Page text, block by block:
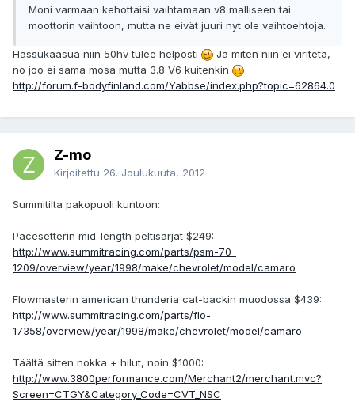
Moni varmaan kehottaisi vaihtamaan v8 malliseen tai
moottorin vaihtoon, mutta ne eivät juuri nyt ole vaihtoehtoja.
Hassukaasua niin 50hv tulee helposti
Ja miten niin ei viriteta,
no joo ei sama mosa mutta 3.8 V6 kuitenkin
http://forum.f-bodyfinland.com/Yabbse/index.php?topic=62864.0
Z-mo
Kirjoitettu 26. Joulukuuta, 2012
Summitilta pakopuoli kuntoon:
Pacesetterin mid-length peltisarjat $249:
http://www.summitracing.com/parts/psm-70-
1209/overview/year/1998/make/chevrolet/model/camaro
Flowmasterin american thunderia cat-backin muodossa $439:
http://www.summitracing.com/parts/flo-
17358/overview/year/1998/make/chevrolet/model/camaro
Täältä sitten nokka + hilut, noin $1000:
http://www.3800performance.com/Merchant2/merchant.mvc?
Screen=CTGY&Category_Code=CVT_NSC